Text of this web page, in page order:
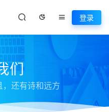
登录
们
，还有诗和远方